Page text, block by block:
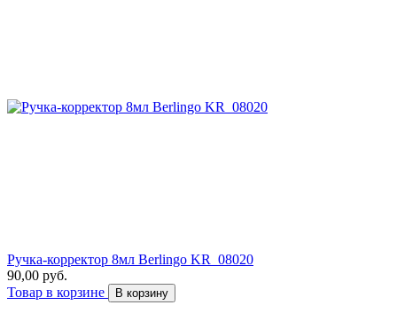
Ручка-корректор 8мл Berlingo KR_08020
90,00 руб.
Товар в корзине
В корзину